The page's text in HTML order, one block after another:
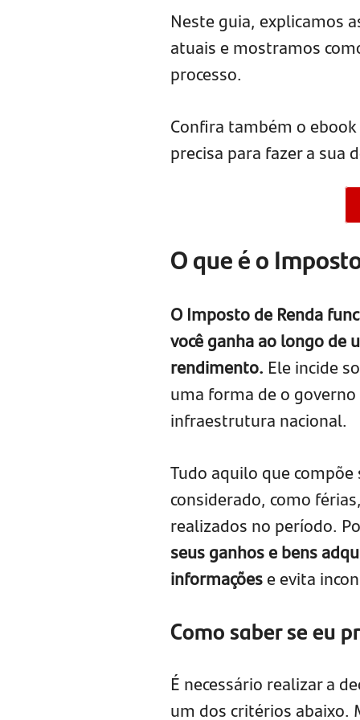
Neste guia, explicamos
atuais e mostramos
processo.
Confira também o
precisa para fazer a sua
O que é o
O Imposto de Renda
você ganha ao longo de
rendimento. Ele incide
uma forma de o
infraestrutura nacional.
Tudo aquilo que
considerado, como
realizados no período.
seus ganhos e bens
informaçõese evita
Como saber se eu
É necessário realizar a
um dos critérios abaixo.